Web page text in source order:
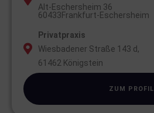
Alt-Eschersheim 36
60433Frankfurt-Eschersheim
Privatpraxis
Wiesbadener Straße 143 d,
61462 Königstein
ZUM PROFIL